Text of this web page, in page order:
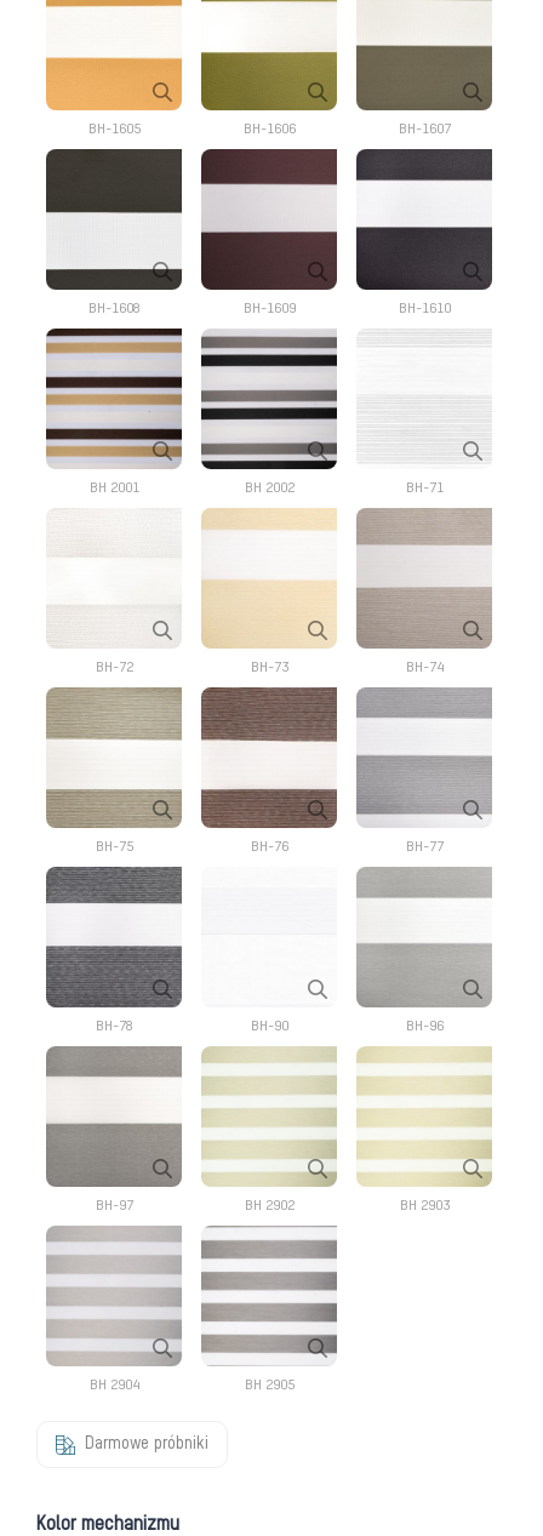
BH-1605 BH-1606 BH-1607
BH-1608 BH-1609 BH-1610
BH 2001 BH 2002 BH-71
BH-72 BH-73 BH-74
BH-75 BH-76 BH-77
BH-78 BH-90 BH-96
BH-97 BH 2902 BH 2903
BH 2904 BH 2905
Darmowe próbniki
Kolor mechanizmu